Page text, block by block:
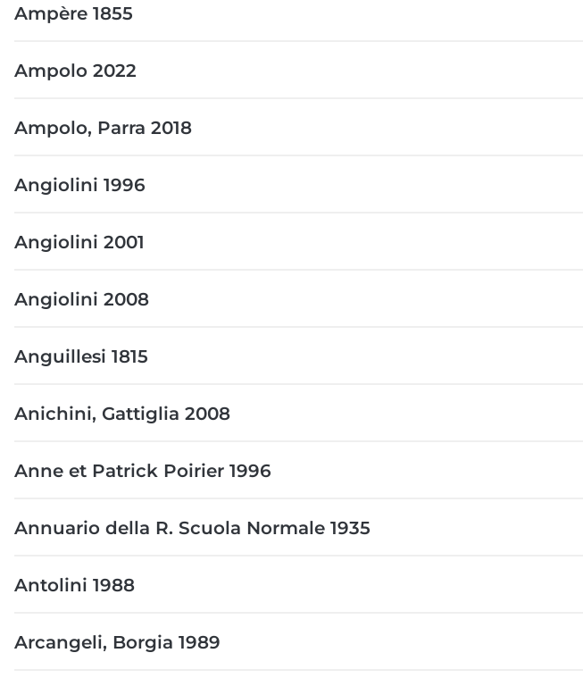
Ampère 1855
Ampolo 2022
Ampolo, Parra 2018
Angiolini 1996
Angiolini 2001
Angiolini 2008
Anguillesi 1815
Anichini, Gattiglia 2008
Anne et Patrick Poirier 1996
Annuario della R. Scuola Normale 1935
Antolini 1988
Arcangeli, Borgia 1989